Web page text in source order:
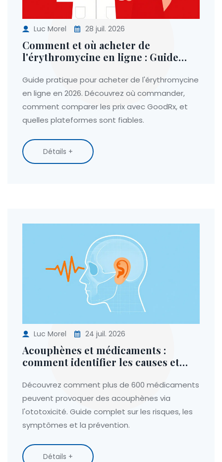
Luc Morel 28 juil. 2026
Comment et où acheter de
l'érythromycine en ligne : Guide
Guide pratique pour acheter de l'érythromycine
en ligne en 2026. Découvrez où commander,
comment comparer les prix avec GoodRx, et
quelles plateformes sont fiables.
Détails +
Luc Morel 24 juil. 2026
Acouphènes et médicaments :
comment identifier les causes et
Découvrez comment plus de 600 médicaments
peuvent provoquer des acouphènes via
l'ototoxicité. Guide complet sur les risques, les
symptômes et la prévention.
Détails +